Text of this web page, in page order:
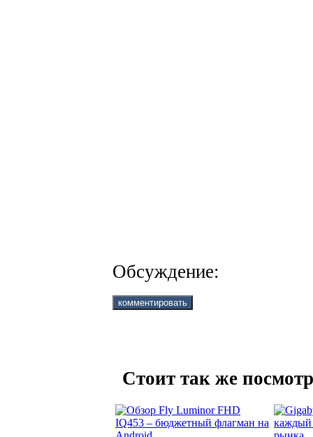
Обсуждение:
Стоит так же